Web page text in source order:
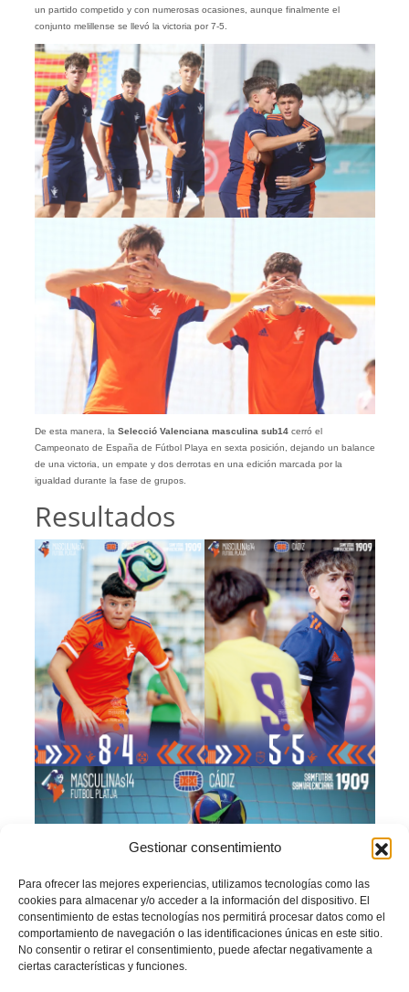
Gestionar consentimiento
Para ofrecer las mejores experiencias, utilizamos tecnologías como las
cookies para almacenar y/o acceder a la información del dispositivo. El
consentimiento de estas tecnologías nos permitirá procesar datos como el
comportamiento de navegación o las identificaciones únicas en este sitio.
No consentir o retirar el consentimiento, puede afectar negativamente a
ciertas características y funciones.
un partido competido y con numerosas ocasiones, aunque finalmente el
conjunto melillense se llevó la victoria por 7-5.
De esta manera, la Selecció Valenciana masculina sub14cerró el
Campeonato de España de Fútbol Playa en sexta posición, dejando un balance
de una victoria, un empate y dos derrotas en una edición marcada por la
igualdad durante la fase de grupos.
Resultados